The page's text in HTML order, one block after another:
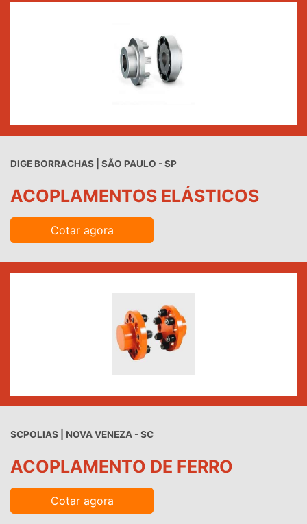
DIGE BORRACHAS | SÃO PAULO - SP
ACOPLAMENTOS ELÁSTICOS
Cotar agora
SCPOLIAS | NOVA VENEZA - SC
ACOPLAMENTO DE FERRO
Cotar agora